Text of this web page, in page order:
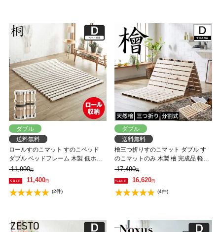
ダブル
送料無料
ロールすのこマット すのこベッド
ダブル ベッドフレーム 木製 低ホル
ムアルデヒド 軽量 軽い コンパクト
すのこマット 桐
11,990円
11,400円
(2件)
ダブル
送料無料
檜三つ折りすのこマット ダブル す
のこマットのみ 木製 檜 完成品 軽量
二分割可能 布団が干せる コンパク
17,490円
16,620円
(4件)